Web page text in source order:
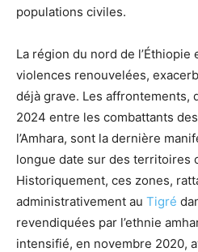
populations civiles.
La région du nord de
violences renouvelées,
déjà grave. Les affrontements,
2024 entre les combattants
l’Amhara, sont la dernière
longue date sur des territoires
Historiquement, ces zones,
administrativement au Tigré
revendiquées par l’ethnie
intensifié, en novembre 2020,